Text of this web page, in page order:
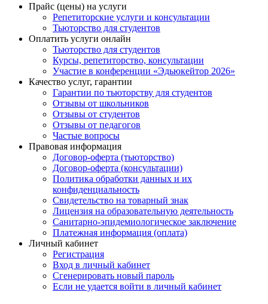
Прайс (цены) на услуги
Репетиторские услуги и консультации
Тьюторство для студентов
Оплатить услуги онлайн
Тьюторство для студентов
Курсы, репетиторство, консультации
Участие в конференции «Эдьюкейтор 2026»
Качество услуг, гарантии
Гарантии по тьюторству для студентов
Отзывы от школьников
Отзывы от студентов
Отзывы от педагогов
Частые вопросы
Правовая информация
Договор-оферта (тьюторство)
Договор-оферта (консультации)
Политика обработки данных и их
конфиденциальность
Свидетельство на товарный знак
Лицензия на образовательную деятельность
Санитарно-эпидемиологическое заключение
Платежная информация (оплата)
Личный кабинет
Регистрация
Вход в личный кабинет
Сгенерировать новый пароль
Если не удается войти в личный кабинет